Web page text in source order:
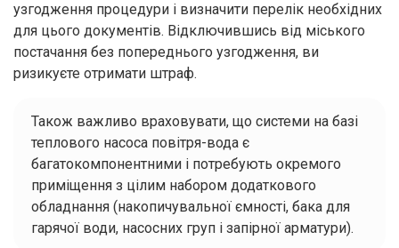
узгодження процедури і визначити перелік необхідних
для цього документів. Відключившись від міського
постачання без попереднього узгодження, ви
ризикуєте отримати штраф.
Також важливо враховувати, що системи на базі
теплового насоса повітря-вода є
багатокомпонентними і потребують окремого
приміщення з цілим набором додаткового
обладнання (накопичувальної ємності, бака для
гарячої води, насосних груп і запірної арматури).